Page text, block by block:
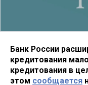
Банк России
кредитования
кредитования в
этом сообщается